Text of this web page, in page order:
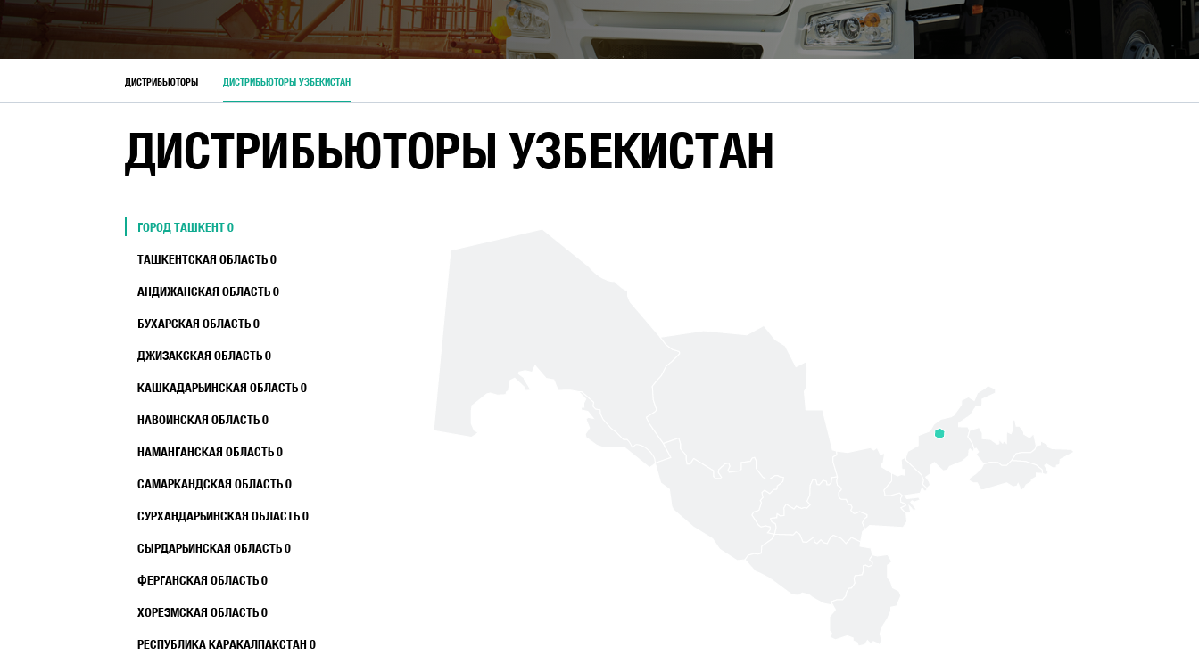
ДИСТРИБЬЮТОРЫ ДИСТРИБЬЮТОРЫ УЗБЕКИСТАН
ДИСТРИБЬЮТОРЫ УЗБЕКИСТАН
ГОРОД ТАШКЕНТ 0
ТАШКЕНТСКАЯ ОБЛАСТЬ 0
АНДИЖАНСКАЯ ОБЛАСТЬ 0
БУХАРСКАЯ ОБЛАСТЬ 0
ДЖИЗАКСКАЯ ОБЛАСТЬ 0
КАШКАДАРЬИНСКАЯ ОБЛАСТЬ 0
НАВОИНСКАЯ ОБЛАСТЬ 0
НАМАНГАНСКАЯ ОБЛАСТЬ 0
САМАРКАНДСКАЯ ОБЛАСТЬ 0
СУРХАНДАРЬИНСКАЯ ОБЛАСТЬ 0
СЫРДАРЬИНСКАЯ ОБЛАСТЬ 0
ФЕРГАНСКАЯ ОБЛАСТЬ 0
ХОРЕЗМСКАЯ ОБЛАСТЬ 0
РЕСПУБЛИКА КАРАКАЛПАКСТАН 0